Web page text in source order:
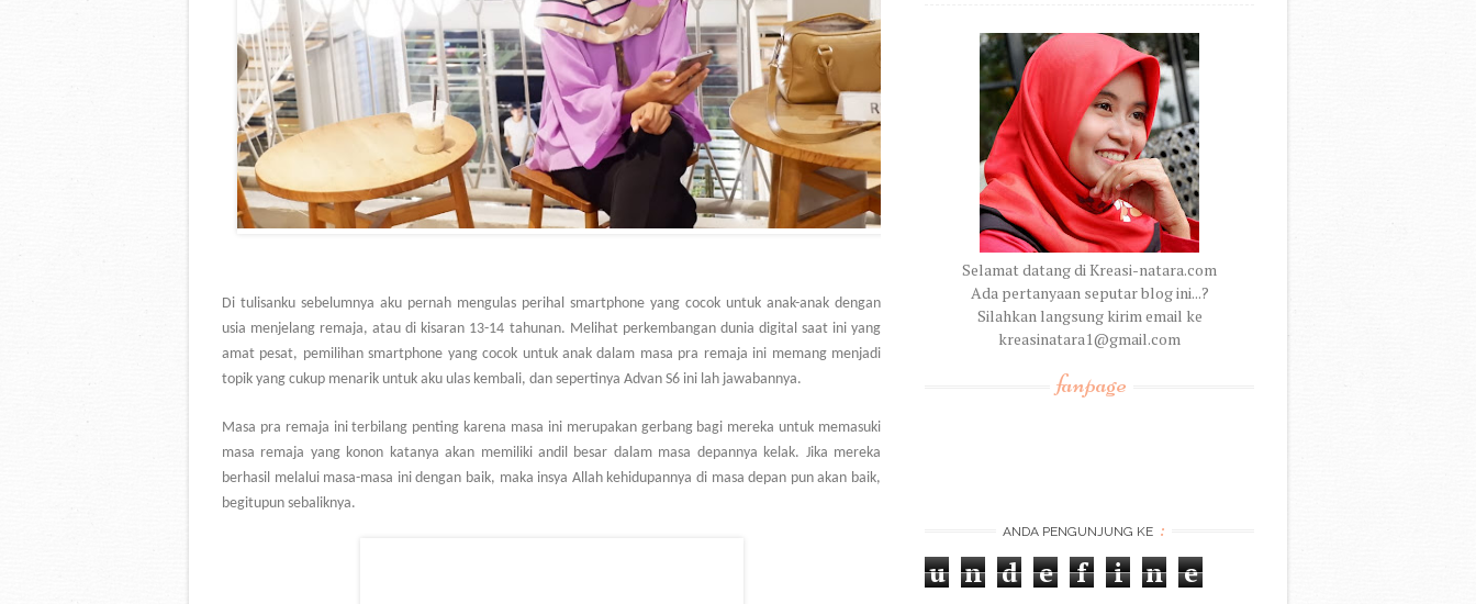
Di tulisanku sebelumnya aku pernah mengulas perihal smartphone yang cocok untuk anak-anak dengan
usia menjelang remaja, atau di kisaran 13-14 tahunan. Melihat perkembangan dunia digital saat ini yang
amat pesat, pemilihan smartphone yang cocok untuk anak dalam masa pra remaja ini memang menjadi
topik yang cukup menarik untuk aku ulas kembali, dan sepertinya Advan S6 ini lah jawabannya.
Masa pra remaja ini terbilang penting karena masa ini merupakan gerbang bagi mereka untuk memasuki
masa remaja yang konon katanya akan memiliki andil besar dalam masa depannya kelak. Jika mereka
berhasil melalui masa-masa ini dengan baik, maka insya Allah kehidupannya di masa depan pun akan baik,
begitupun sebaliknya.
Selamat datang di Kreasi-natara.com
Ada pertanyaan seputar blog ini...?
Silahkan langsung kirim email ke
kreasinatara1@gmail.com
fanpage
ANDA PENGUNJUNG KE :
u n d e f i n e